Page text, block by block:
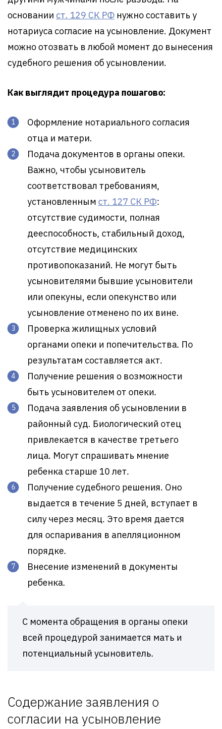
основании ст. 129 СК РФ нужно составить у
нотариуса согласие на усыновление. Документ
можно отозвать в любой момент до вынесения
судебного решения об усыновлении.
Как выглядит процедура пошагово:
Оформление нотариального согласия
отца и матери.
Подача документов в органы опеки.
Важно, чтобы усыновитель
соответствовал требованиям,
установленным ст. 127 СК РФ:
отсутствие судимости, полная
дееспособность, стабильный доход,
отсутствие медицинских
противопоказаний. Не могут быть
усыновителями бывшие усыновители
или опекуны, если опекунство или
усыновление отменено по их вине.
Проверка жилищных условий
органами опеки и попечительства. По
результатам составляется акт.
Получение решения о возможности
быть усыновителем от опеки.
Подача заявления об усыновлении в
районный суд. Биологический отец
привлекается в качестве третьего
лица. Могут спрашивать мнение
ребенка старше 10 лет.
Получение судебного решения. Оно
выдается в течение 5 дней, вступает в
силу через месяц. Это время дается
для оспаривания в апелляционном
порядке.
Внесение изменений в документы
ребенка.
С момента обращения в органы опеки
всей процедурой занимается мать и
потенциальный усыновитель.
Содержание заявления о
согласии на усыновление